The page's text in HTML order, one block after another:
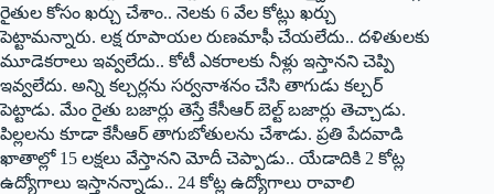
రైతుల కోసం ఖ‌ర్చు చేశాం.. నెల‌కు 6 వేల కోట్లు ఖ‌ర్చు
పెట్టామ‌న్నారు. ల‌క్ష రూపాయ‌ల రుణ‌మాఫీ చేయ‌లేదు.. ద‌ళితుల‌కు
మూడెక‌రాలు ఇవ్వ‌లేదు.. కోటీ ఎక‌రాల‌కు నీళ్లు ఇస్తాన‌ని చెప్పి
ఇవ్వ‌లేదు. అన్ని క‌ల్చ‌ర్ల‌ను స‌ర్వ‌నాశ‌నం చేసి తాగుడు క‌ల్చ‌ర్
పెట్టాడు. మేం రైతు బ‌జార్లు తెస్తే కేసీఆర్ బెల్ట్ బ‌జార్లు తెచ్చాడు.
పిల్ల‌ల‌ను కూడా కేసీఆర్ తాగుబోతుల‌ను చేశాడు. ప్ర‌తి పేద‌వాడి
ఖాతాల్లో 15 ల‌క్ష‌లు వేస్తాన‌ని మోదీ చెప్పాడు.. యేడాదికి 2 కోట్ల
ఉద్యోగాలు ఇస్తాన‌న్నాడు.. 24 కోట్ల ఉద్యోగాలు రావాలి